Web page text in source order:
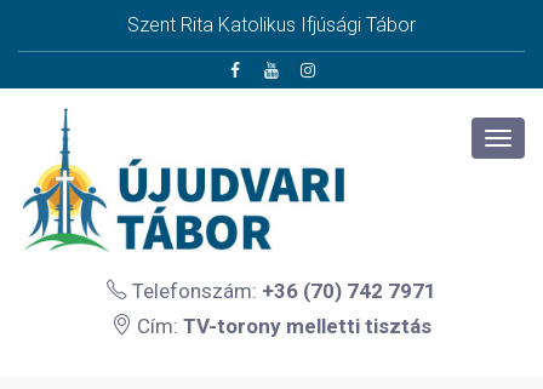
Szent Rita Katolikus Ifjúsági Tábor
Telefonszám: +36 (70) 742 7971
Cím: TV-torony melletti tisztás